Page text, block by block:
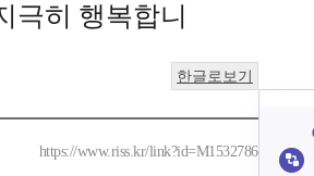
극히 행복합니
한글로보기
https://www.riss.kr/link?id=M1532786